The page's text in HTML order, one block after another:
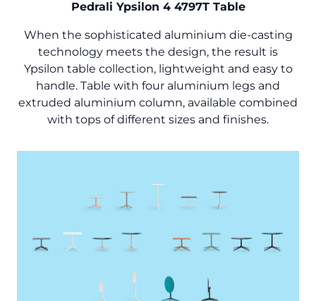
Pedrali Ypsilon 4 4797T Table
When the sophisticated aluminium die-casting
technology meets the design, the result is
Ypsilon table collection, lightweight and easy to
handle. Table with four aluminium legs and
extruded aluminium column, available combined
with tops of different sizes and finishes.